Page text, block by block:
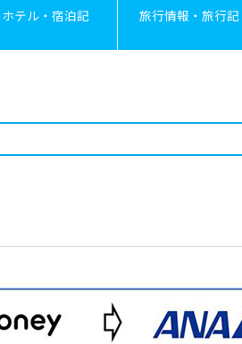
ホテル・宿泊記 旅行情報・旅行記